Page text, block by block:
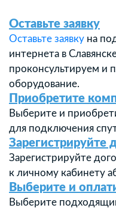
Оставьте заявку
Оставьте заявку на
интернета в
проконсультируем и
оборудование.
Приобретите
Выберите и
для подключения
Зарегистрируйте
Зарегистрируйте
к личному кабинету
Выберите и
Выберите